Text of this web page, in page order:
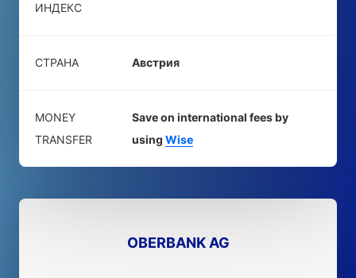
ИНДЕКС
СТРАНА Австрия
MONEY
TRANSFER
Save on international fees by
using Wise
OBERBANK AG